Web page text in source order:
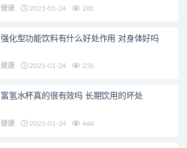
健康 2021-01-24 281
强化型功能饮料有什么好处作用 对身体好吗
健康 2021-01-24 256
富氢水杯真的很有效吗 长期饮用的坏处
健康 2021-01-24 464